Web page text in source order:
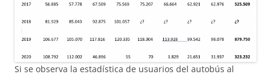
Si se observa la estadística de usuarios del autobús al